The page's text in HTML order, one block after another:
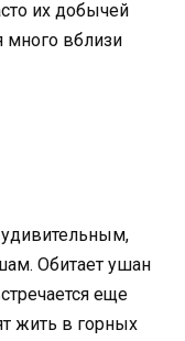
их добычей
много вблизи
Обитает ушан
еще
жить в горных